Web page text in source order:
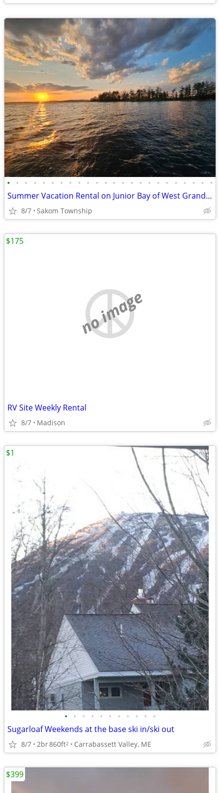
• • • • • • • • • • • • • • • • • • • • • • • •
Summer Vacation Rental on Junior Bay of West Grand Lake
8/7 Sakom Township
no image
RV Site Weekly Rental
8/7 Madison
$175
• • • • • • • • • • •
Sugarloaf Weekends at the base ski in/ski out
8/7 2br860ft2 Carrabassett Valley, ME
$1
$399